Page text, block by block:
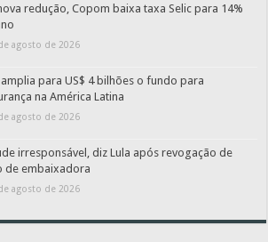
redução, Copom baixa taxa Selic para 14%
agosto de 2026
para US$ 4 bilhões o fundo para
na América Latina
agosto de 2026
irresponsável, diz Lula após revogação de
de embaixadora
agosto de 2026